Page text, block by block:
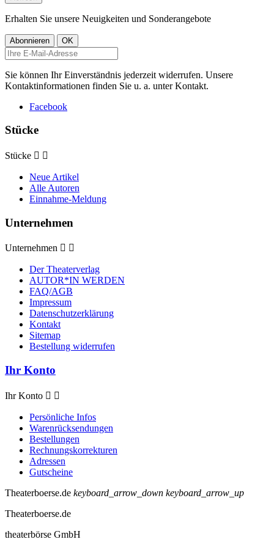
Erhalten Sie unsere Neuigkeiten und Sonderangebote
Sie können Ihr Einverständnis jederzeit widerrufen. Unsere
Kontaktinformationen finden Sie u. a. unter Kontakt.
Facebook
Stücke
Stücke  
Neue Artikel
Alle Autoren
Einnahme-Meldung
Unternehmen
Unternehmen  
Der Theaterverlag
AUTOR*IN WERDEN
FAQ/AGB
Impressum
Datenschutzerklärung
Kontakt
Sitemap
Bestellung widerrufen
Ihr Konto
Ihr Konto  
Persönliche Infos
Warenrücksendungen
Bestellungen
Rechnungskorrekturen
Adressen
Gutscheine
Theaterboerse.de keyboard_arrow_down keyboard_arrow_up
Theaterboerse.de
theaterbörse GmbH